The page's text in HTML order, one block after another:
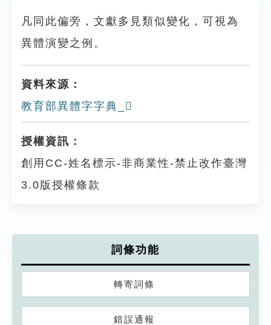
凡同此偏旁，文獻多見類似變化，可視為
異體演變之例。
資料來源：
教育部異體字字典_𦖅
授權資訊：
創用CC-姓名標示-非商業性-禁止改作臺灣
3.0版授權條款
詞條功能
轉寄詞條
錯誤通報